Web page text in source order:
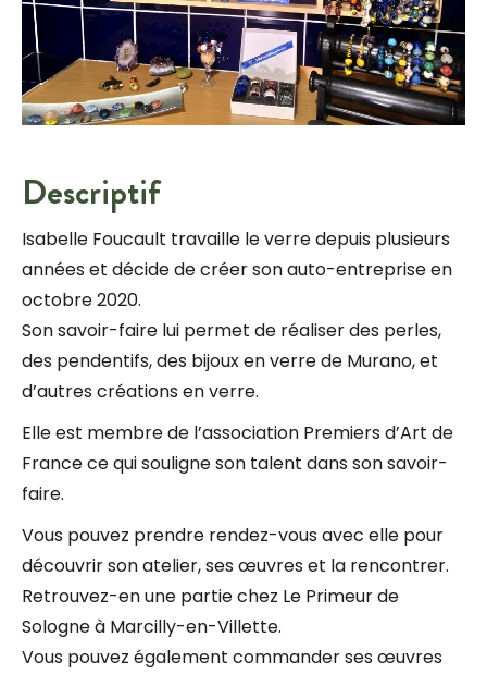
Descriptif
Isabelle Foucault travaille le verre depuis plusieurs
années et décide de créer son auto-entreprise en
octobre 2020.
Son savoir-faire lui permet de réaliser des perles,
des pendentifs, des bijoux en verre de Murano, et
d’autres créations en verre.
Elle est membre de l’association Premiers d’Art de
France ce qui souligne son talent dans son savoir-
faire.
Vous pouvez prendre rendez-vous avec elle pour
découvrir son atelier, ses œuvres et la rencontrer.
Retrouvez-en une partie chez Le Primeur de
Sologne à Marcilly-en-Villette.
Vous pouvez également commander ses œuvres